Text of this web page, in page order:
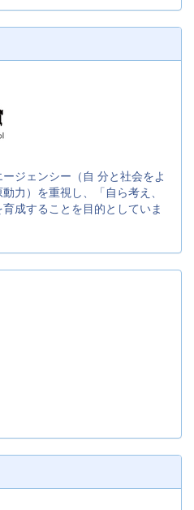
ジェンシー（自 分と社会をよ
力）を重視し、「自ら考え、
成することを目的としていま